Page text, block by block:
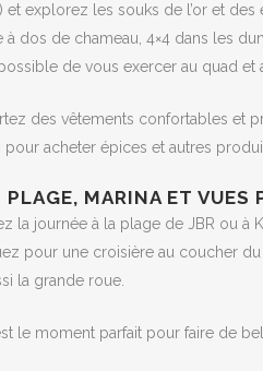
et explorez les souks de l’or et
à dos de chameau, 4×4 dans les
possible de vous exercer au quad
des vêtements confortables et
pour acheter épices et autres
PLAGE, MARINA ET VUES
la journée à la plage de JBR ou à
pour une croisière au coucher
la grande roue.
le moment parfait pour faire de